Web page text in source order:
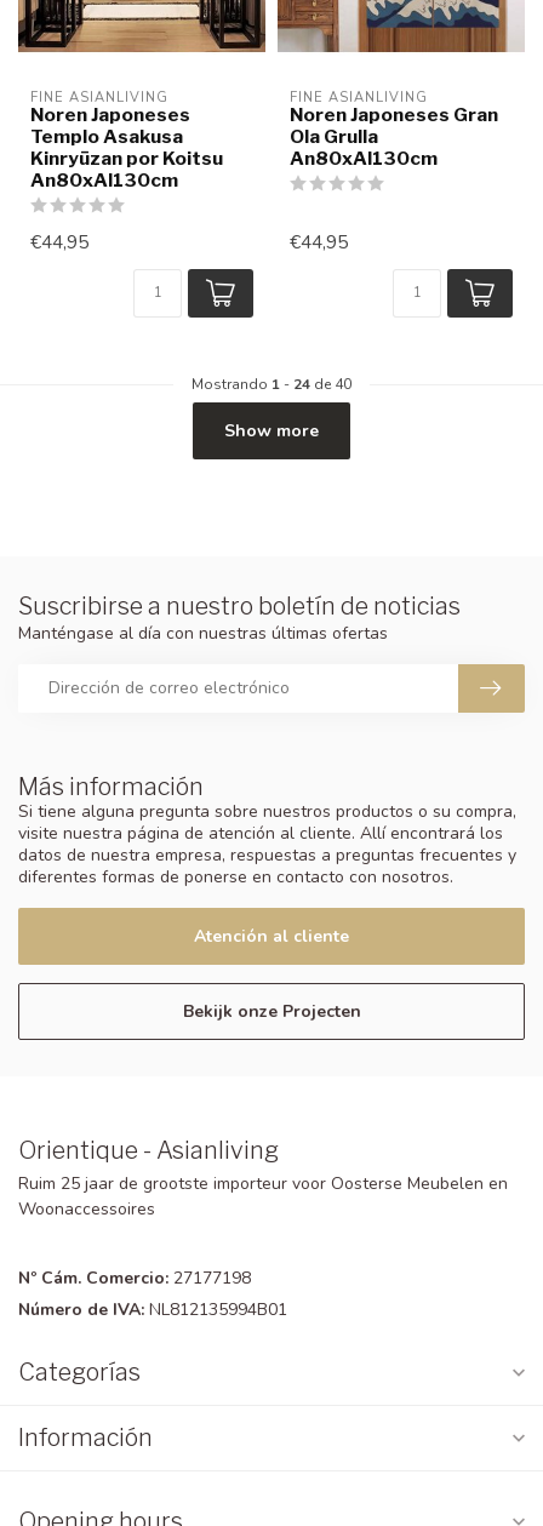
FINE ASIANLIVING
Noren Japoneses
Templo Asakusa
Kinryūzan por Koitsu
An80xAl130cm
€44,95
FINE ASIANLIVING
Noren Japoneses Gran
Ola Grulla
An80xAl130cm
€44,95
Mostrando 1 - 24 de 40
Show more
Más información
Si tiene alguna pregunta sobre nuestros productos o su compra,
visite nuestra página de atención al cliente. Allí encontrará los
datos de nuestra empresa, respuestas a preguntas frecuentes y
diferentes formas de ponerse en contacto con nosotros.
Atención al cliente
Bekijk onze Projecten
Suscribirse a nuestro boletín de noticias
Manténgase al día con nuestras últimas ofertas
Orientique - Asianliving
Ruim 25 jaar de grootste importeur voor Oosterse Meubelen en
Woonaccessoires
Nº Cám. Comercio: 27177198
Número de IVA: NL812135994B01
Categorías
Información